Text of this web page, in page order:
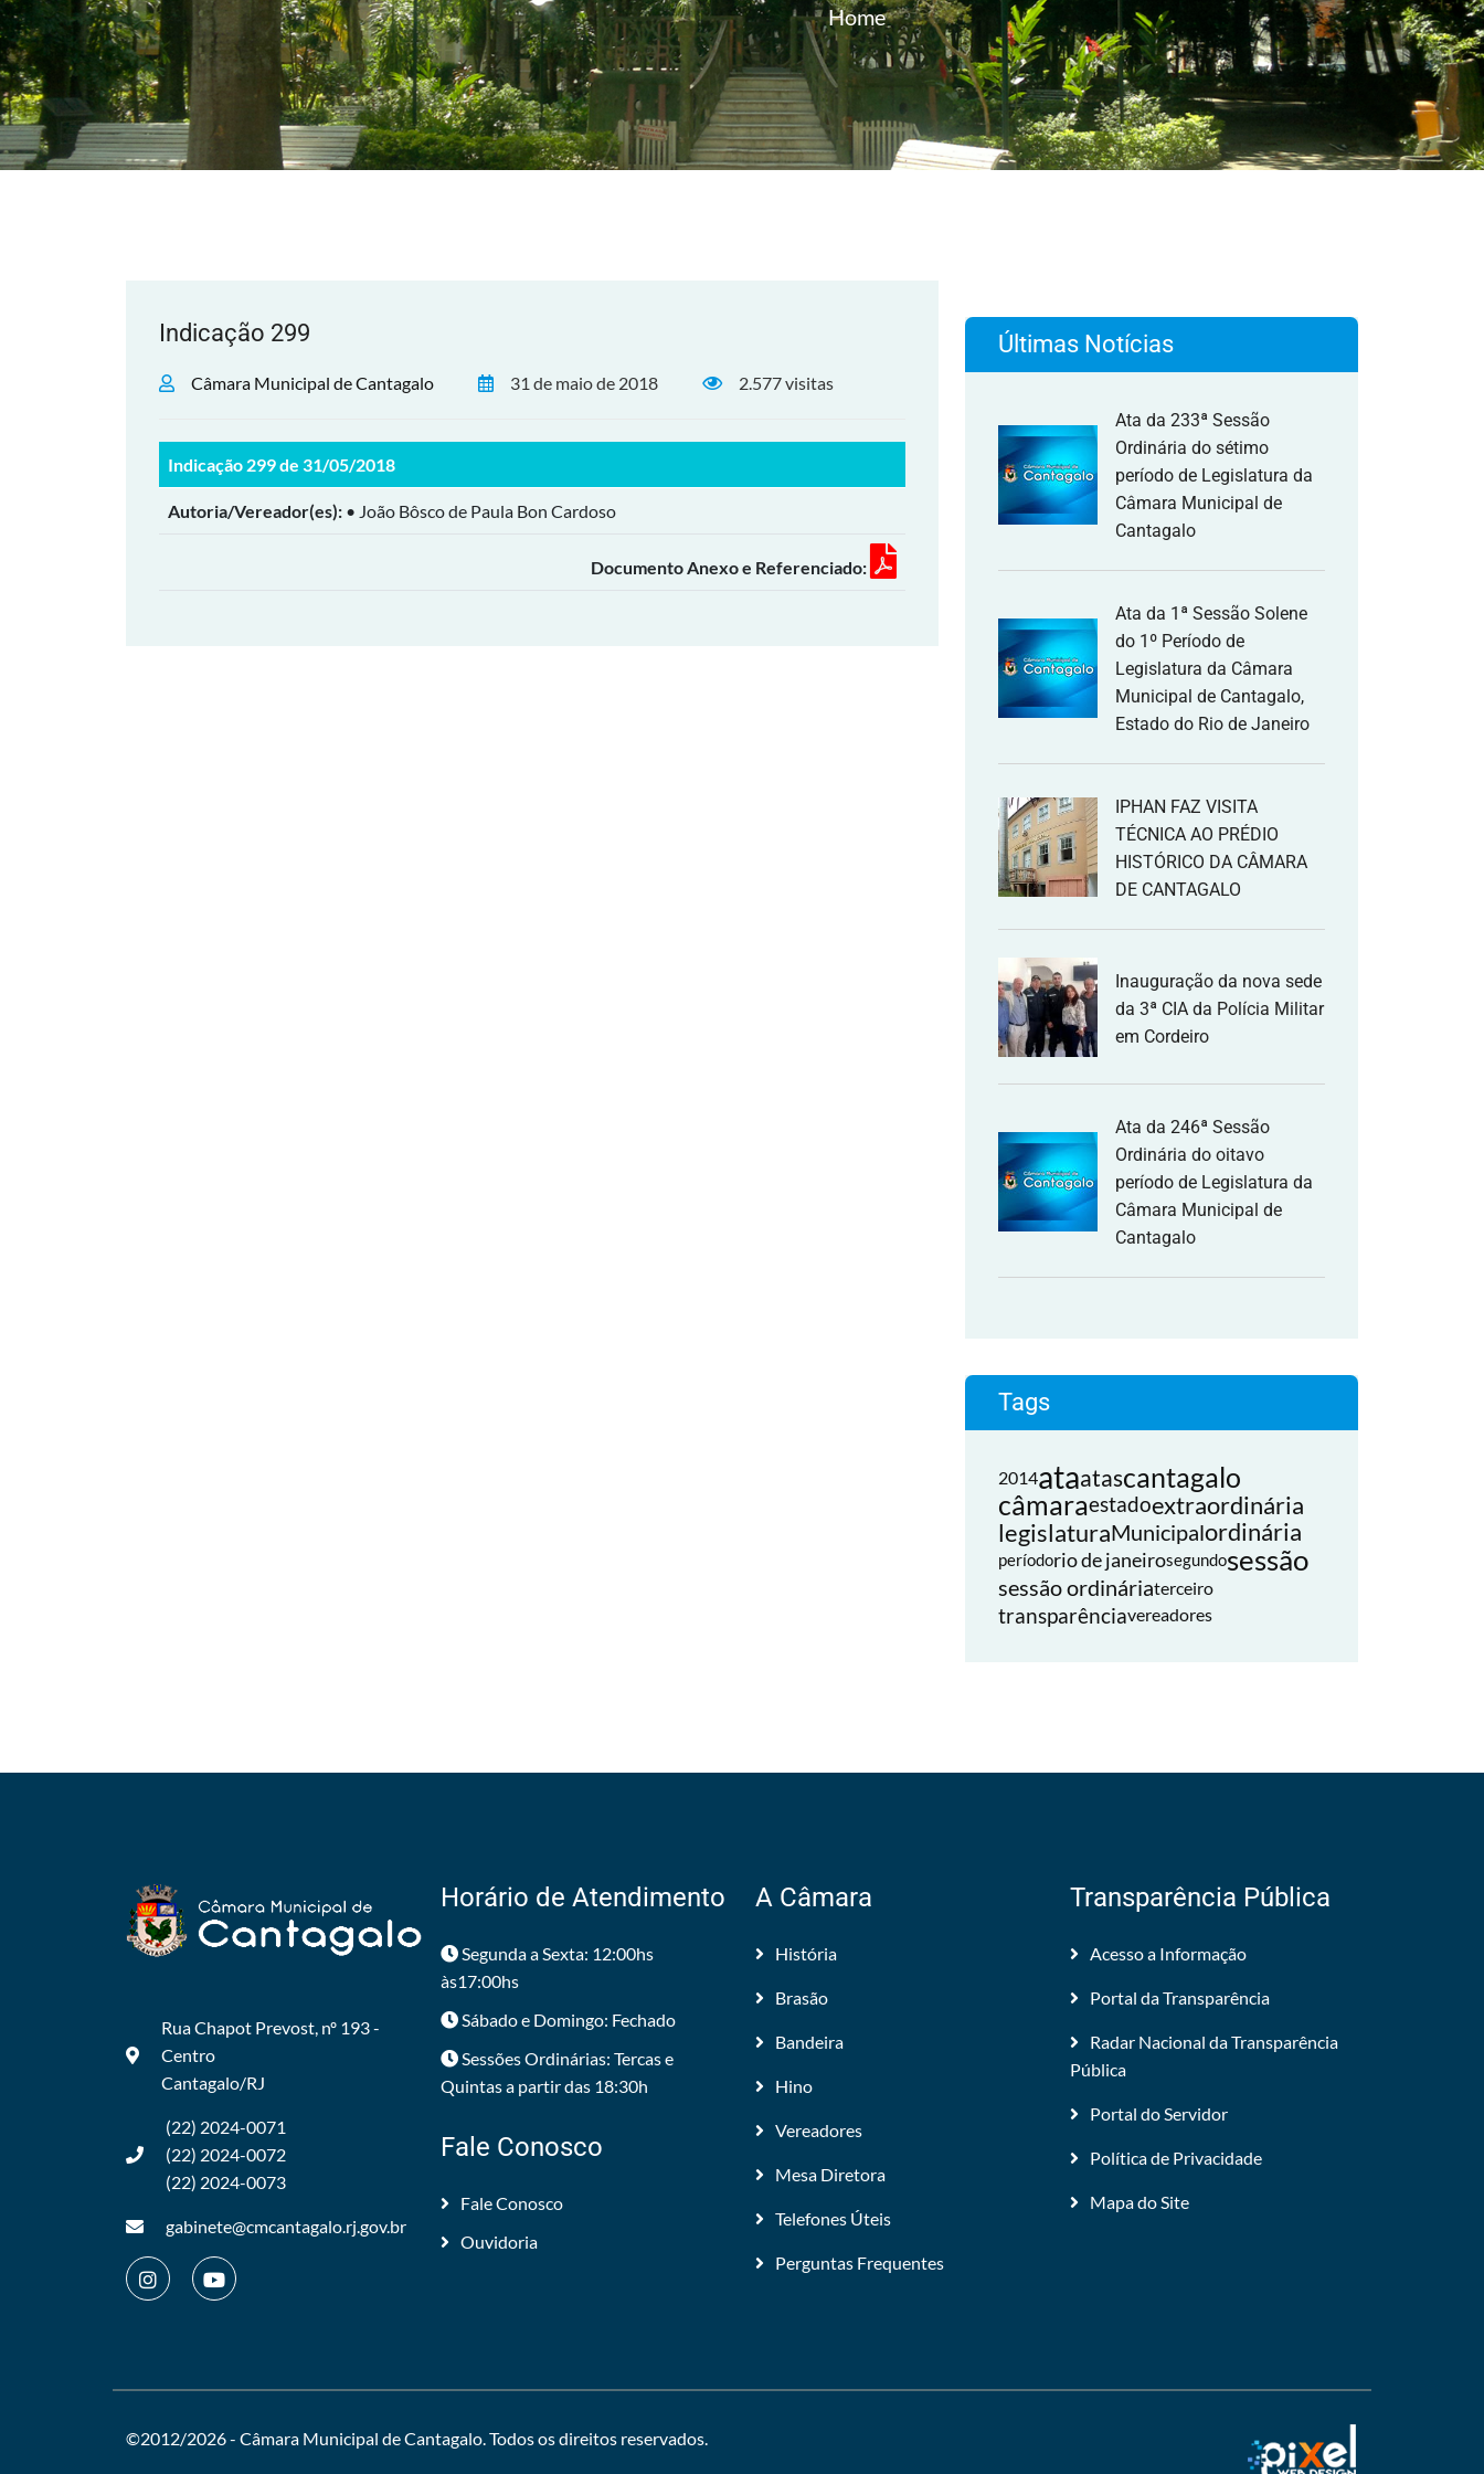
Home
Indicação 299
Câmara Municipal de Cantagalo 31 de maio de 2018 2.577 visitas
Indicação 299 de 31/05/2018
Autoria/Vereador(es): • João Bôsco de Paula Bon Cardoso
Documento Anexo e Referenciado:
Últimas Notícias
Ata da 233ª Sessão
Ordinária do sétimo
período de Legislatura da
Câmara Municipal de
Cantagalo
Ata da 1ª Sessão Solene
do 1º Período de
Legislatura da Câmara
Municipal de Cantagalo,
Estado do Rio de Janeiro
IPHAN FAZ VISITA
TÉCNICA AO PRÉDIO
HISTÓRICO DA CÂMARA
DE CANTAGALO
Inauguração da nova sede
da 3ª CIA da Polícia Militar
em Cordeiro
Ata da 246ª Sessão
Ordinária do oitavo
período de Legislatura da
Câmara Municipal de
Cantagalo
Tags
2014ataatascantagalo
câmaraestadoextraordinária
legislaturaMunicipalordinária
períodorio de janeirosegundosessão
sessão ordináriaterceiro
transparênciavereadores
Rua Chapot Prevost, nº 193 -
Centro
Cantagalo/RJ
(22) 2024-0071
(22) 2024-0072
(22) 2024-0073
gabinete@cmcantagalo.rj.gov.br
Horário de Atendimento
Segunda a Sexta: 12:00hs
às17:00hs
Sábado e Domingo: Fechado
Sessões Ordinárias: Tercas e
Quintas a partir das 18:30h
Fale Conosco
Fale Conosco
Ouvidoria
A Câmara
História
Brasão
Bandeira
Hino
Vereadores
Mesa Diretora
Telefones Úteis
Perguntas Frequentes
Transparência Pública
Acesso a Informação
Portal da Transparência
Radar Nacional da Transparência
Pública
Portal do Servidor
Política de Privacidade
Mapa do Site
©2012/2026 - Câmara Municipal de Cantagalo. Todos os direitos reservados.